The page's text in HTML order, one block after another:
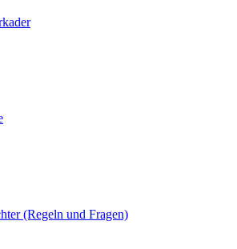
(Regeln und Fragen)